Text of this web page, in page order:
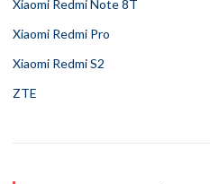
Xiaomi Redmi Note 8T
Xiaomi Redmi Pro
Xiaomi Redmi S2
ZTE